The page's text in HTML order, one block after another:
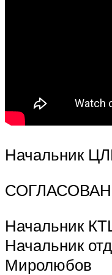
Начальник
Начальник
Начальник
Миролюбов